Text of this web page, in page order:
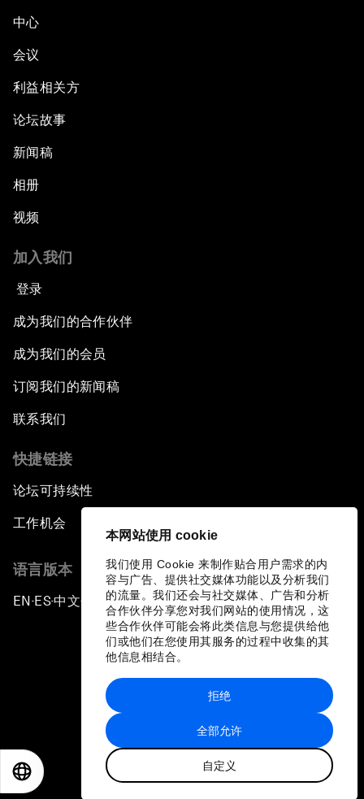
本网站使用 cookie
我们使用 Cookie 来制作贴合用户需求的内
容与广告、提供社交媒体功能以及分析我们
的流量。我们还会与社交媒体、广告和分析
合作伙伴分享您对我们网站的使用情况，这
些合作伙伴可能会将此类信息与您提供给他
们或他们在您使用其服务的过程中收集的其
他信息相结合。
全部允许
自定义
拒绝
中心
会议
利益相关方
论坛故事
新闻稿
相册
视频
加入我们
登录
成为我们的合作伙伴
成为我们的会员
订阅我们的新闻稿
联系我们
快捷链接
论坛可持续性
工作机会
语言版本
EN ▪ES▪中文▪ 日本語
站点地图
世界经济论坛